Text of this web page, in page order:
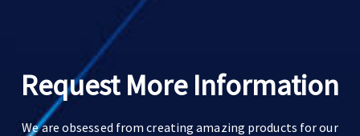
Request More Information
We are obsessed from creating amazing products for our